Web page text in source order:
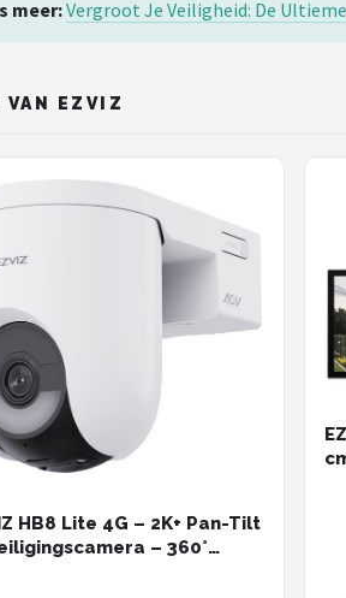
meer:Vergroot Je Veiligheid: De
VAN EZVIZ
HB8 Lite 4G – 2K+ Pan-Tilt
– 360°